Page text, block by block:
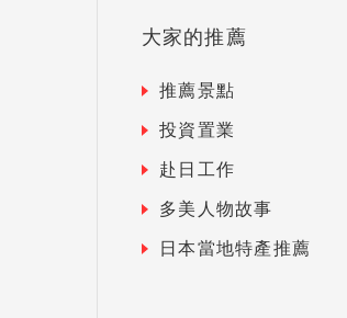
大家的推薦
推薦景點
投資置業
赴日工作
多美人物故事
日本當地特產推薦